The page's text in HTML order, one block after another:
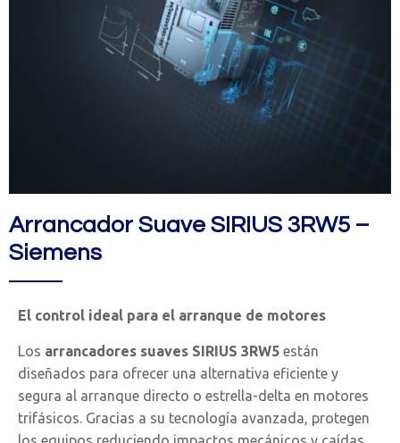
Arrancador Suave SIRIUS 3RW5 –
Siemens
El control ideal para el arranque de motores
Los arrancadores suaves SIRIUS 3RW5 están
diseñados para ofrecer una alternativa eficiente y
segura al arranque directo o estrella-delta en motores
trifásicos. Gracias a su tecnología avanzada, protegen